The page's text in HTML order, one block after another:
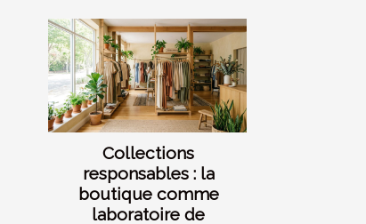
Collections
responsables : la
boutique comme
laboratoire de